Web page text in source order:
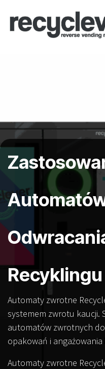
Recyklingu
Automaty zwrotne
systemem zwrotu kaucji.
automatów zwrotnych
opakowań i
Automaty zwrotne